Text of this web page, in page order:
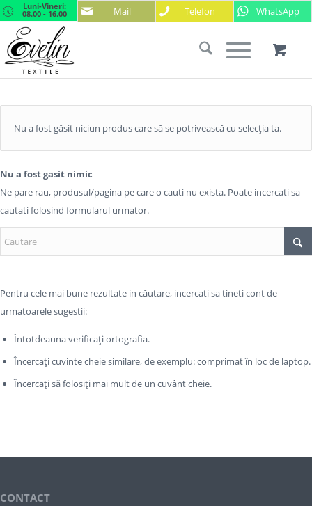
Mail Telefon WhatsApp
Luni-Vineri:
08.00 - 16.00
Nu a fost găsit niciun produs care să se potrivească cu selecția ta.
Nu a fost gasit nimic
Ne pare rau, produsul/pagina pe care o cauti nu exista. Poate incercati sa
cautati folosind formularul urmator.
Pentru cele mai bune rezultate in căutare, incercati sa tineti cont de
urmatoarele sugestii:
Întotdeauna verificați ortografia.
Încercați cuvinte cheie similare, de exemplu: comprimat în loc de laptop.
Încercați să folosiți mai mult de un cuvânt cheie.
CONTACT